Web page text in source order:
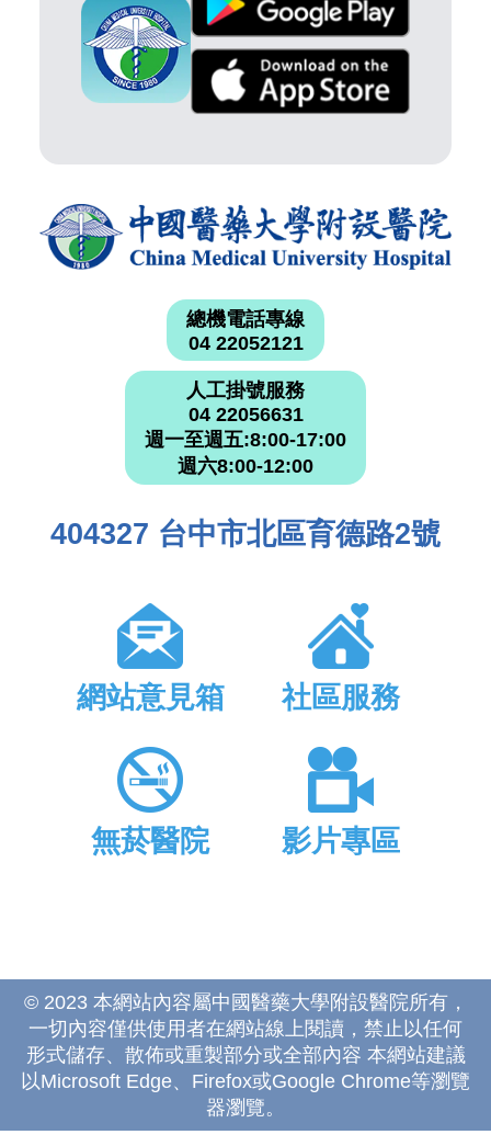
總機電話專線
04 22052121
人工掛號服務
04 22056631
週一至週五:8:00-17:00
週六8:00-12:00
404327 台中市北區育德路2號
網站意見箱 社區服務
無菸醫院 影片專區
© 2023 本網站內容屬中國醫藥大學附設醫院所有，
一切內容僅供使用者在網站線上閱讀，禁止以任何
形式儲存、散佈或重製部分或全部內容 本網站建議
以Microsoft Edge、Firefox或Google Chrome等瀏覽
器瀏覽。